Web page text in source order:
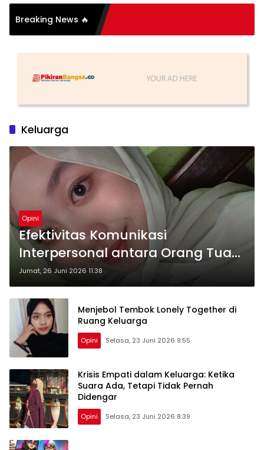
Breaking News 🔥
Keluarga
Opini
Efektivitas Komunikasi
Interpersonal antara Orang Tua
dan Anak dalam Menciptakan
Keharmonisan Keluarga
Jumat, 26 Juni 2026 11:38
Menjebol Tembok Lonely Together di
Ruang Keluarga
Opini Selasa, 23 Juni 2026 9:55
Krisis Empati dalam Keluarga: Ketika
Suara Ada, Tetapi Tidak Pernah
Didengar
Opini Selasa, 23 Juni 2026 8:39